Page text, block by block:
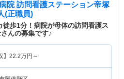
院 訪問看護ステーション帝塚
(正職員)
徒歩1分！病院が母体の訪問看護ス
んの募集です♪
22.2万円～